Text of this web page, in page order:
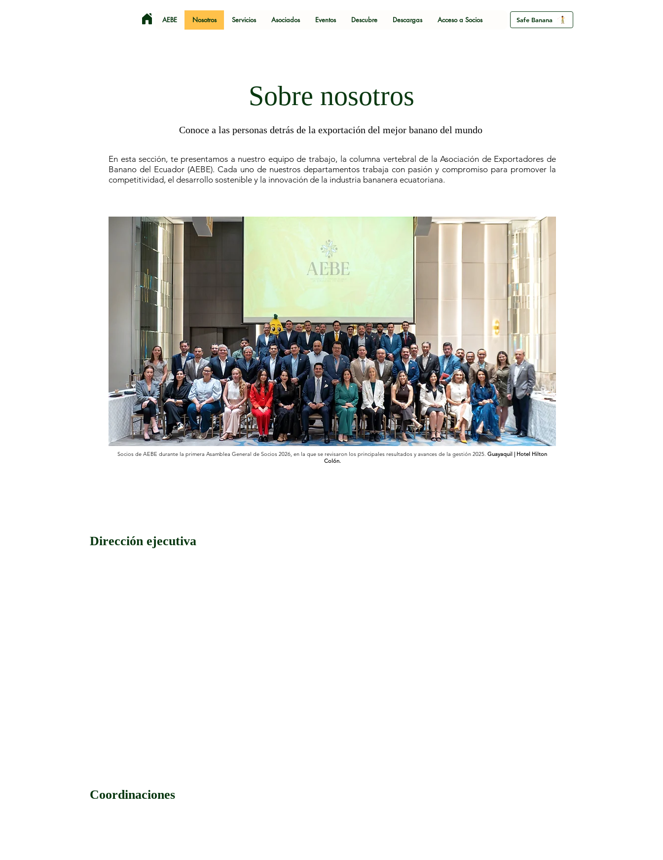
AEBE Nosotros Servicios Asociados Eventos Descubre Descargas Acceso a Socios Safe Banana
Sobre nosotros
Conoce a las personas detrás de la exportación del mejor banano del mundo
En esta sección, te presentamos a nuestro equipo de trabajo, la columna vertebral de la Asociación de Exportadores de
Banano del Ecuador (AEBE). Cada uno de nuestros departamentos trabaja con pasión y compromiso para promover la
competitividad, el desarrollo sostenible y la innovación de la industria bananera ecuatoriana.
Socios de AEBE durante la primera Asamblea General de Socios 2026, en la que se revisaron los principales resultados y avances de la gestión 2025. Guayaquil | Hotel Hilton
Colón.
Dirección ejecutiva
Coordinaciones